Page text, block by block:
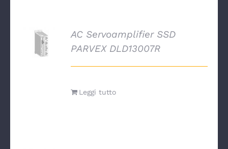
DETTAGLI
AC Servoamplifier SSD
PARVEX DLD13007R
Leggi tutto